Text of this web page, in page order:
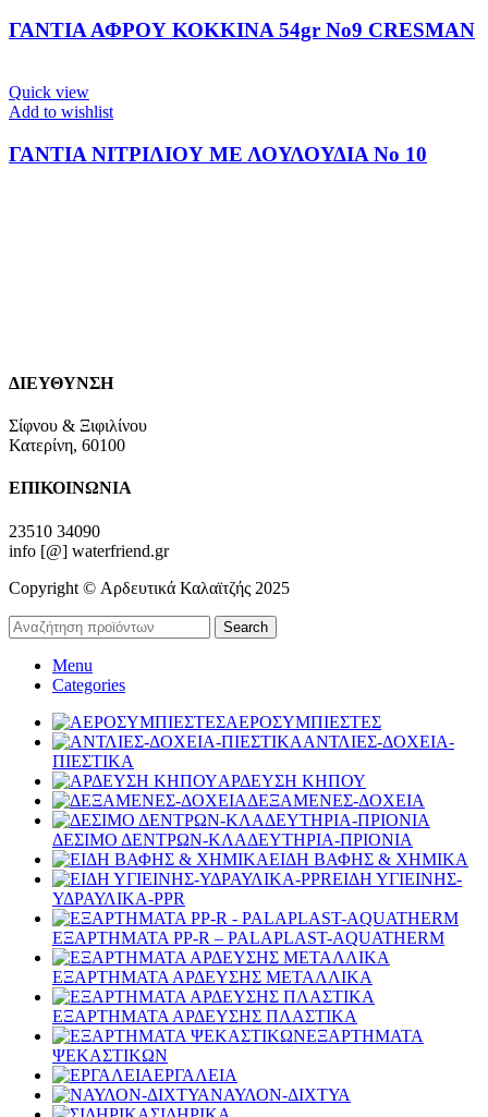
ΓΑΝΤΙΑ ΑΦΡΟΥ ΚΟΚΚΙΝΑ 54gr No9 CRESMAN
Quick view
Add to wishlist
ΓΑΝΤΙΑ ΝΙΤΡΙΛΙΟΥ ΜΕ ΛΟΥΛΟΥΔΙΑ Νο 10
ΔΙΕΥΘΥΝΣΗ
Σίφνου & Ξιφιλίνου
Κατερίνη, 60100
ΕΠΙΚΟΙΝΩΝΙΑ
23510 34090
info [@] waterfriend.gr
Copyright © Αρδευτικά Καλαϊτζής 2025
Search
Menu
Categories
ΑΕΡΟΣΥΜΠΙΕΣΤΕΣ
ΑΝΤΛΙΕΣ-ΔΟΧΕΙΑ-
ΠΙΕΣΤΙΚΑ
ΑΡΔΕΥΣΗ ΚΗΠΟΥ
ΔΕΞΑΜΕΝΕΣ-ΔΟΧΕΙΑ
ΔΕΣΙΜΟ ΔΕΝΤΡΩΝ-ΚΛΑΔΕΥΤΗΡΙΑ-ΠΡΙΟΝΙΑ
ΕΙΔΗ ΒΑΦΗΣ & ΧΗΜΙΚΑ
ΕΙΔΗ ΥΓΙΕΙΝΗΣ-
ΥΔΡΑΥΛΙΚΑ-PPR
ΕΞΑΡΤΗΜΑΤΑ PP-R – PALAPLAST-AQUATHERM
ΕΞΑΡΤΗΜΑΤΑ ΑΡΔΕΥΣΗΣ ΜΕΤΑΛΛΙΚΑ
ΕΞΑΡΤΗΜΑΤΑ ΑΡΔΕΥΣΗΣ ΠΛΑΣΤΙΚΑ
ΕΞΑΡΤΗΜΑΤΑ
ΨΕΚΑΣΤΙΚΩΝ
ΕΡΓΑΛΕΙΑ
ΝΑΥΛΟΝ-ΔΙΧΤΥΑ